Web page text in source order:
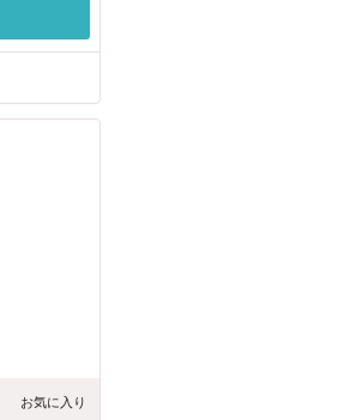
お気に入り